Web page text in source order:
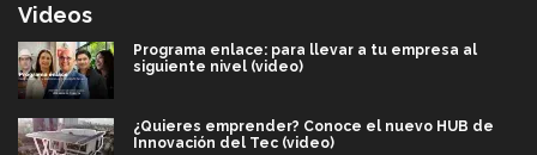
Videos
Programa enlace: para llevar a tu empresa al
siguiente nivel (video)
¿Quieres emprender? Conoce el nuevo HUB de
Innovación del Tec (video)